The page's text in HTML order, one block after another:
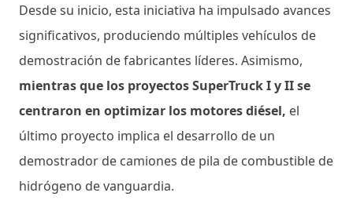
Desde su inicio, esta iniciativa ha impulsado avances
significativos, produciendo múltiples vehículos de
demostración de fabricantes líderes. Asimismo,
mientras que los proyectos SuperTruck I y II se
centraron en optimizar los motores diésel, el
último proyecto implica el desarrollo de un
demostrador de camiones de pila de combustible de
hidrógeno de vanguardia.